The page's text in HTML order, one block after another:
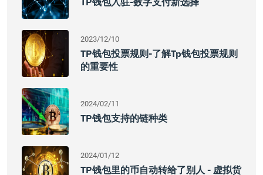
2023/12/10
TP钱包投票规则-了解tp钱包投票规则
的重要性
2024/02/11
TP钱包支持的链种类
2024/01/12
TP钱包里的币自动转给了别人 - 虚拟货